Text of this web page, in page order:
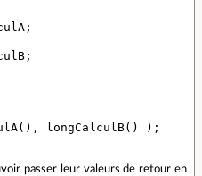
;
;
(), longCalculB()
);
passer leur valeurs de retour en